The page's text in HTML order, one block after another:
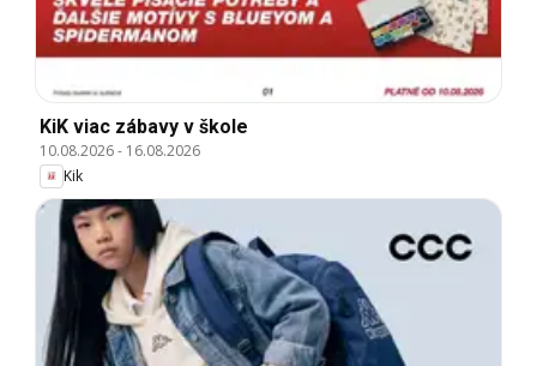
KiK viac zábavy v škole
10.08.2026- 16.08.2026
Kik